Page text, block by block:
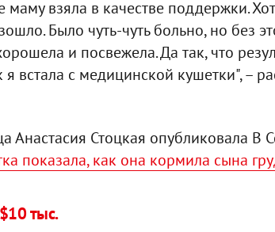
взяла в качестве поддержки.
Было чуть-чуть больно, но без
и посвежела. Да так, что
я встала с медицинской кушетки", –
Анастасия Стоцкая опубликовала В
показала, как она кормила сына
тыс.